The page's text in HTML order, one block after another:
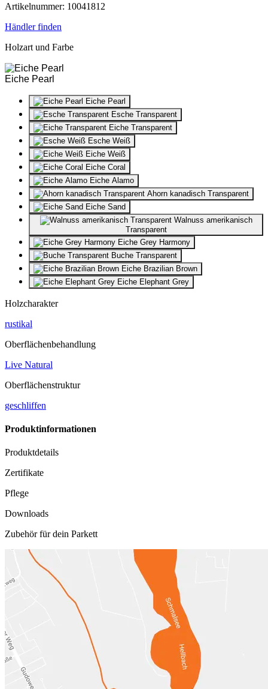
Artikelnummer: 10041812
Händler finden
Holzart und Farbe
Eiche Pearl
Eiche Pearl
Esche Transparent
Eiche Transparent
Esche Weiß
Eiche Weiß
Eiche Coral
Eiche Alamo
Ahorn kanadisch Transparent
Eiche Sand
Walnuss amerikanisch
Transparent
Eiche Grey Harmony
Buche Transparent
Eiche Brazilian Brown
Eiche Elephant Grey
Holzcharakter
rustikal
Oberflächenbehandlung
Live Natural
Oberflächenstruktur
geschliffen
Produktinformationen
Produktdetails
Zertifikate
Pflege
Downloads
Zubehör für dein Parkett